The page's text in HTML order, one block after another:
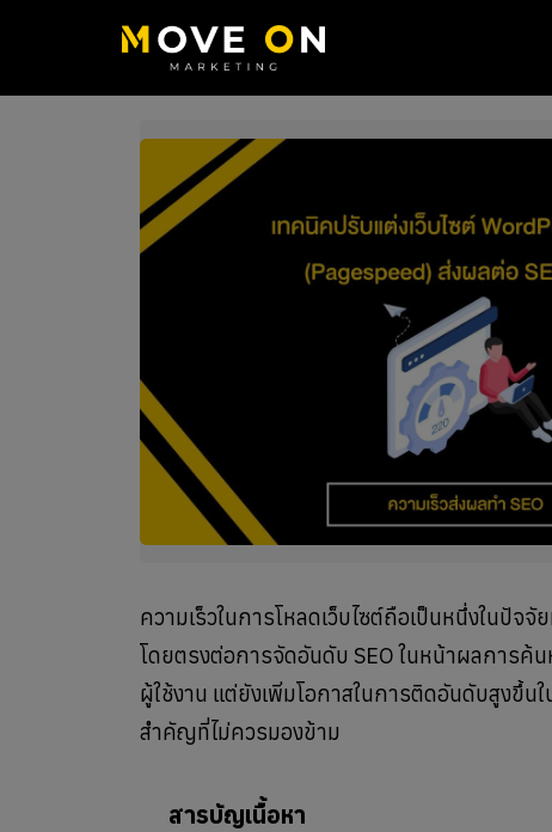
ความเร็วในการโหลดเว็บไซต์ถือเป็นหนึ่งในปั
โดยตรงต่อการจัดอันดับ SEO ในหน้าผลการค้น
ผู้ใช้งาน แต่ยังเพิ่มโอกาสในการติดอันดับสูงขึ้น
สำคัญที่ไม่ควรมองข้าม
สารบัญเนื้อหา